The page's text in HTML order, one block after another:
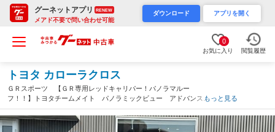
グーネットアプリ RENEW
メアド不要で問い合わせ可能
ダウンロード アプリを開く
0
お気に入り 閲覧履歴
トヨタ カローラクロス
ＧＲスポーツ 【ＧＲ専用レッドキャリパー！パノラマルー
フ！！】トヨタチームメイト パノラミックビュー アドバンスト
パーク ブラインドスポット ハンズフリーパワーバックドア ス
テアリングヒーター ＡＣ１００Ｖ ＡＨＳ（愛知県）
もっと見る